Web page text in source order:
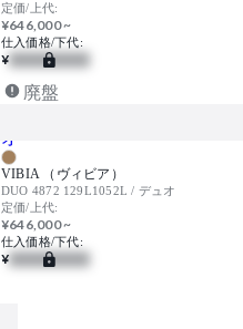
定価/上代:
¥646,000 ~
仕入価格/下代:
¥
廃盤
VIBIA （ヴィビア）
DUO 4872 129L1052L / デュオ
定価/上代:
¥646,000 ~
仕入価格/下代:
¥